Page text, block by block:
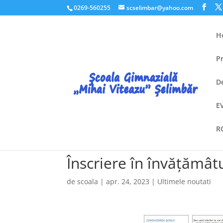
0269-560255 scselimbar@yahoo.com
Înscriere în
descoala |apr. 24, 2023 | Ultimele noutati